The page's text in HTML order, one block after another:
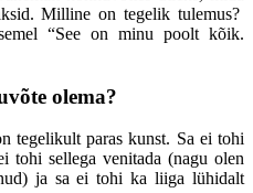
Milline on tegelik tulemus?
“See on minu poolt kõik.
olema?
tegelikult paras kunst. Sa ei tohi
tohi sellega venitada (nagu olen
ja sa ei tohi ka liiga lühidalt